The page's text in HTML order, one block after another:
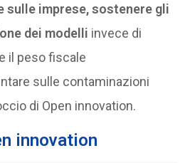
sulle imprese, sostenere gli
dei modelli invece di
il peso fiscale
sulle contaminazioni
di Open innovation.
innovation